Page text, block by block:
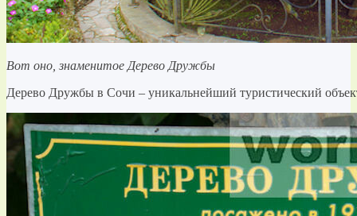
Вот оно, знаменитое Дерево Дружбы
Дерево Дружбы в Сочи – уникальнейший туристический